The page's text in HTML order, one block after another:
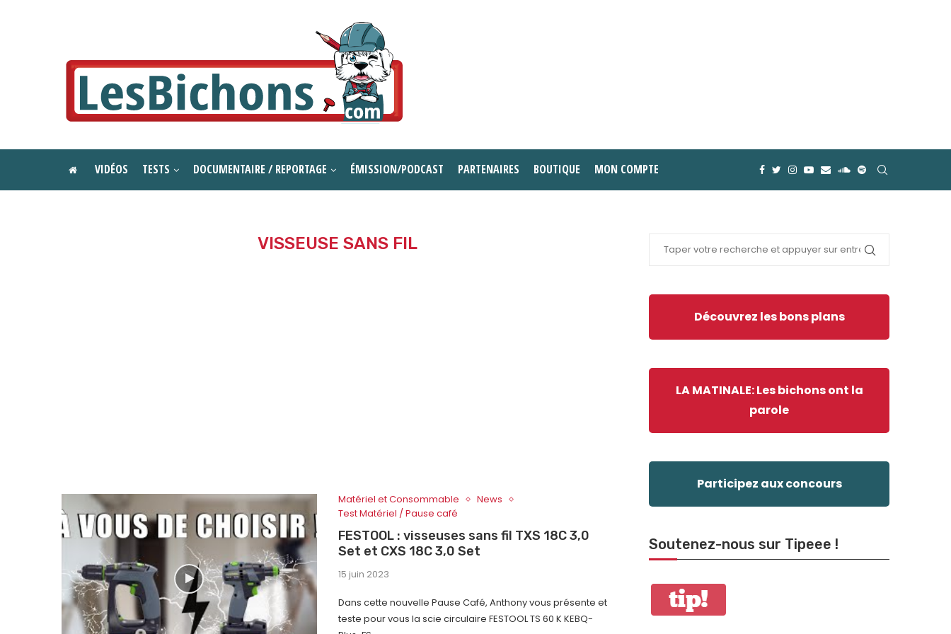
VIDÉOS TESTS DOCUMENTAIRE / REPORTAGE ÉMISSION/PODCAST PARTENAIRES BOUTIQUE MON COMPTE
VISSEUSE SANS FIL
Matériel et Consommable
News
Test Matériel / Pause café
FESTOOL : visseuses sans fil TXS 18C 3,0
Set et CXS 18C 3,0 Set
15 juin 2023
Dans cette nouvelle Pause Café, Anthony vous présente et
teste pour vous la scie circulaire FESTOOL TS 60 K KEBQ-
Découvrez les bons plans
LA MATINALE: Les bichons ont la
parole
Participez aux concours
Soutenez-nous sur Tipeee !